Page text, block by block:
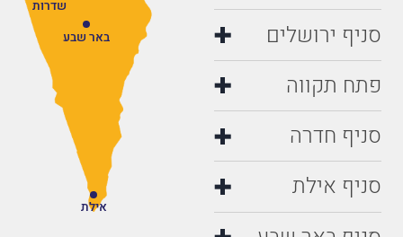
סניף ירושלים
פתח תקווה
סניף חדרה
סניף אילת
אילת
באר שבע
שדרות